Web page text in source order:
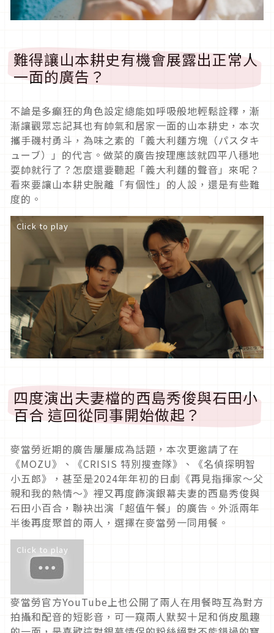
難得讓山本耕史有機會展露出正常人
一面的廣告？
不論是多癲狂的角色設定總能如呼吸般地輕鬆詮釋，漸
漸讓觀眾忘記其也有帥氣和居家一面的山本耕史，本次
攜手磯村勇斗，為味之素的「義大利麵方塊（パスタキ
ューブ）」的代言。做菜的廣告按理應該就四平八穩地
耍帥就行了？怎麼還要聽起「義大利麵的聲音」來呢？
看來要讓山本耕史脫離「有個性」的人設，還是有些難
度的。
Click to play
四度演出夫妻檔的西島秀俊與石田小
百合 這回從同事開始做起？
麥當勞近期的廣告屢屢成為話題，本次更邀請了在
《MOZU》、《CRISIS 特別搜查隊》、《名偵探明智
小五郎》，甚至是2024年年初的日劇《再見指揮家～父
親和我的熱情～》裡又再度飾演銀幕夫妻的西島秀俊與
石田小百合，聯袂出演「超值午餐」的廣告。外派兩年
半後再度聚首的兩人，選擇在麥當勞一同用餐。
Click to play
麥當勞官方YouTube上也公開了兩人在用餐時互為對方
拍攝和配音的短影音，可一窺兩人默契十足和俏皮風趣